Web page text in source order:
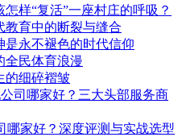
样“复活”一座村庄的呼吸？
育中的断裂与缝合
是永不褪色的时代信仰
全民体育浪漫
的细碎褶皱
司哪家好？三大头部服务商
哪家好？深度评测与实战选型